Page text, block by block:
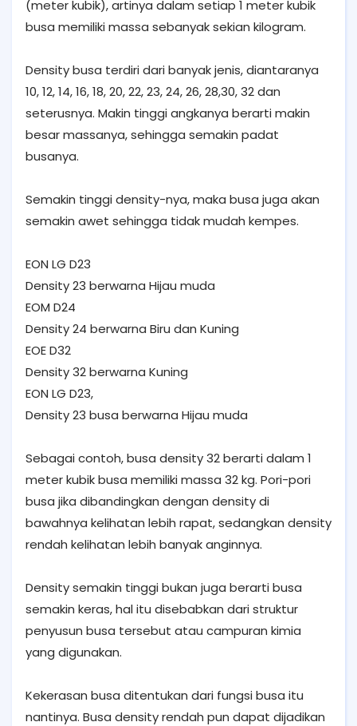
(meter kubik), artinya dalam setiap 1 meter kubik
busa memiliki massa sebanyak sekian kilogram.
Density busa terdiri dari banyak jenis, diantaranya
10, 12, 14, 16, 18, 20, 22, 23, 24, 26, 28,30, 32 dan
seterusnya. Makin tinggi angkanya berarti makin
besar massanya, sehingga semakin padat
busanya.
Semakin tinggi density-nya, maka busa juga akan
semakin awet sehingga tidak mudah kempes.
EON LG D23
Density 23 berwarna Hijau muda
EOM D24
Density 24 berwarna Biru dan Kuning
EOE D32
Density 32 berwarna Kuning
EON LG D23,
Density 23 busa berwarna Hijau muda
Sebagai contoh, busa density 32 berarti dalam 1
meter kubik busa memiliki massa 32 kg. Pori-pori
busa jika dibandingkan dengan density di
bawahnya kelihatan lebih rapat, sedangkan density
rendah kelihatan lebih banyak anginnya.
Density semakin tinggi bukan juga berarti busa
semakin keras, hal itu disebabkan dari struktur
penyusun busa tersebut atau campuran kimia
yang digunakan.
Kekerasan busa ditentukan dari fungsi busa itu
nantinya. Busa density rendah pun dapat dijadikan